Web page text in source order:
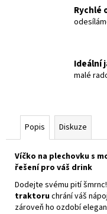
Rychlé
Ideální
malé
Popis Diskuze
Víčko na plechovku s
řešení pro váš drink
Dodejte svému pití
traktoruchrání váš
zároveň ho ozdobí